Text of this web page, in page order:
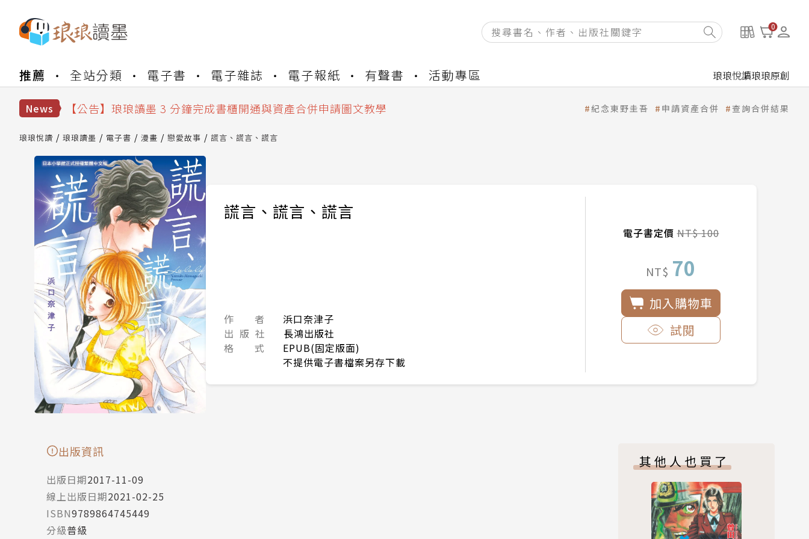
0
推薦 全站分類 電子書 電子雜誌 電子報紙 有聲書 活動專區 琅琅悅讀琅琅原創
News
【公告】琅琅讀墨數位閱讀資產合併與書櫃開通申請
【公告】琅琅讀墨 3 分鐘完成書櫃開通與資產合併申請圖文教學
【公告】琅琅讀墨數位閱讀資產合併與書櫃開通申請
紀念東野圭吾 申請資產合併 查詢合併結果
琅琅悅讀 琅琅讀墨 電子書 漫畫 戀愛故事 謊言、謊言、謊言
謊言、謊言、謊言
作 者
浜口奈津子
出 版 社
長鴻出版社
格 式
EPUB(固定版面)
不提供電子書檔案另存下載
電子書定價NT$ 100
NT$ 70
加入購物車
試閱
出版資訊
出版日期2017-11-09
線上出版日期2021-02-25
ISBN9789864745449
分級普級
其他人也買了